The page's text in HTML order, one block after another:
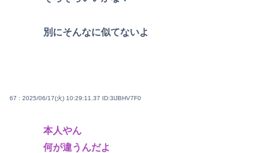
別にそんなに似てないよ
67 : 2025/06/17(火) 10:29:11.37 ID:3lJBHV7F0
本人やん
何が違うんだよ